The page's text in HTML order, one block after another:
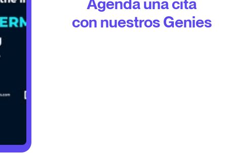
con nuestros Genies